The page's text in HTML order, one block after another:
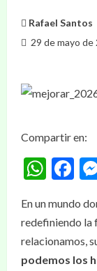
Rafael Santos
29 de mayo de
Compartir en:
En un mundo
redefiniendo la
relacionamos,
podemos los